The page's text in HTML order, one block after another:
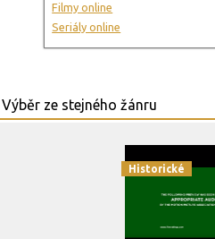
Filmy online
Seriály online
Historické